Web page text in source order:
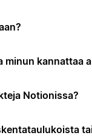
kannattaa
Notionissa?